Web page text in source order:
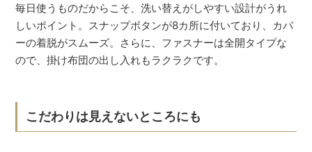
毎日使うものだからこそ、洗い替えがしやすい設計がうれ
しいポイント。スナップボタンが8カ所に付いており、カバ
ーの着脱がスムーズ。さらに、ファスナーは全開タイプな
ので、掛け布団の出し入れもラクラクです。
こだわりは見えないところにも